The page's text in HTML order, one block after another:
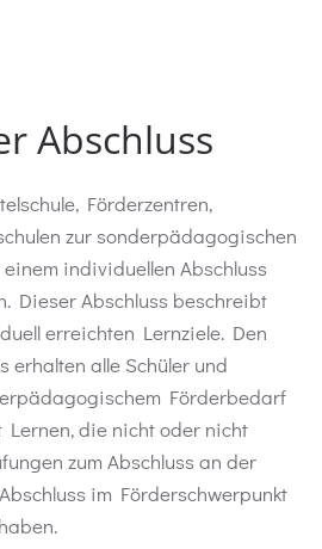
Abschluss
Förderzentren,
zur sonderpädagogischen
individuellen Abschluss
Dieser Abschluss beschreibt
erreichten Lernziele. Den
erhalten alle Schüler und
Förderbedarf
die nicht oder nicht
zum Abschluss an der
im Förderschwerpunkt